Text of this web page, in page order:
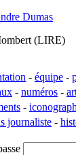
Dumas
(LIRE)
- équipe -
- numéros -
-
journaliste -